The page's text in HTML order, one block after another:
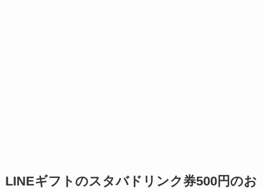
LINEギフトのスタバドリンク券500円のお